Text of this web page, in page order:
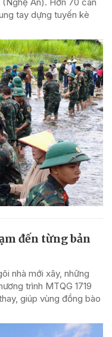
tay dựng tuyến kè
đến từng bản
nhà mới xây, những
trình MTQG 1719
giúp vùng đồng bào